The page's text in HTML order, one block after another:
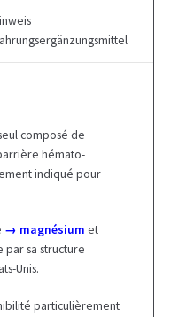
composé de
hémato-
indiqué pour
→ magnésium et
par sa structure
Unis.
particulièrement